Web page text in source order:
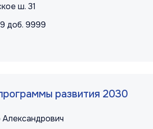
ш. 31
доб. 9999
e-mail)
развития 2030